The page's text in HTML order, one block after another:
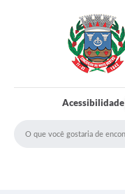
Acessibilidade